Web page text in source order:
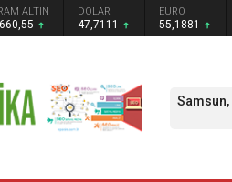
ALTIN DOLAR
47,7111
EURO
55,1881
Samsun,